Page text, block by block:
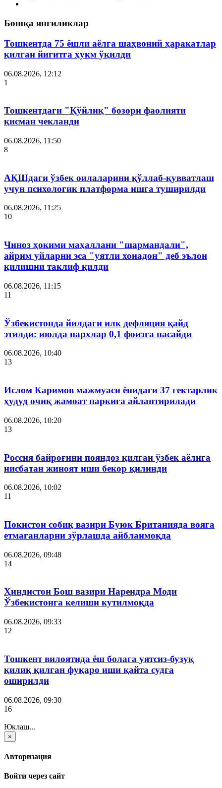
Бошқа янгиликлар
Тошкентда 75 ёшли аёлга шаҳвоний ҳаракатлар
қилган йигитга ҳукм ўқилди
06.08.2026, 12:12
1
Тошкентдаги "Қўйлиқ" бозори фаолияти
қисман чекланди
06.08.2026, 11:50
8
АҚШдаги ўзбек оилаларини қўллаб-қувватлаш
учун психологик платформа ишга туширилди
06.08.2026, 11:25
10
Чиноз ҳокими маҳаллани "шармандали",
айрим уйларни эса "уятли хонадон" деб эълон
қилишни таклиф қилди
06.08.2026, 11:15
11
Ўзбекистонда йилдаги илк дефляция қайд
этилди: июлда нархлар 0,1 фоизга пасайди
06.08.2026, 10:40
13
Ислом Каримов мажмуаси ёнидаги 37 гектарлик
ҳудуд очиқ жамоат паркига айлантирилади
06.08.2026, 10:20
13
Россия байроғини пояндоз қилган ўзбек аёлига
нисбатан жиноят иши бекор қилинди
06.08.2026, 10:02
11
Покистон собиқ вазири Буюк Британияда вояга
етмаганларни зўрлашда айбланмоқда
06.08.2026, 09:48
14
Ҳиндистон Бош вазири Нарендра Моди
Ўзбекистонга келиши кутилмоқда
06.08.2026, 09:33
12
Тошкент вилоятида ёш болага уятсиз-бузуқ
қилиқ қилган фуқаро иши қайта судга
оширилди
06.08.2026, 09:30
16
Юклаш...
×
Авторизация
Войти через сайт